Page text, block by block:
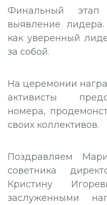
Финальный
выявление
как уверенный
за собой.
На церемонии
активисты
номера,
своих коллективов.
Поздравляем
советника
Кристину
заслуженными